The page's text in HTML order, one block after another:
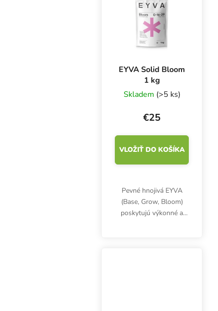
vysoko...
EYVA Solid Bloom
1 kg
Skladem (>5 ks)
€25
VLOŽIŤ DO KOŠÍKA
Pevné hnojivá EYVA
(Base, Grow, Bloom)
poskytujú výkonné a